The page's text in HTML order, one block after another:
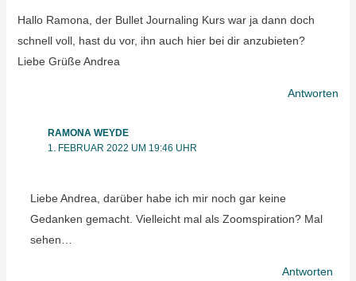
Hallo Ramona, der Bullet Journaling Kurs war ja dann doch
schnell voll, hast du vor, ihn auch hier bei dir anzubieten?
Liebe Grüße Andrea
Antworten
RAMONA WEYDE
1. FEBRUAR 2022 UM 19:46 UHR
Liebe Andrea, darüber habe ich mir noch gar keine
Gedanken gemacht. Vielleicht mal als Zoomspiration? Mal
sehen…
Antworten